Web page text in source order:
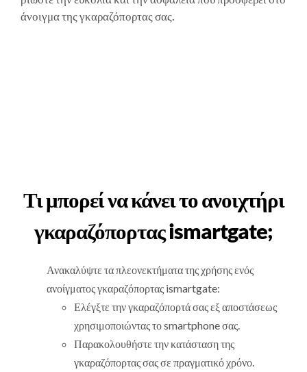
άνοιγμα της γκαραζόπορτας σας.
Τι μπορεί να κάνει το ανοιχτήρι
γκαραζόπορτας ismartgate;
Ανακαλύψτε τα πλεονεκτήματα της χρήσης ενός
ανοίγματος γκαραζόπορτας ismartgate:
Ελέγξτε την γκαραζόπορτά σας εξ αποστάσεως
χρησιμοποιώντας το smartphone σας.
Παρακολουθήστε την κατάσταση της
γκαραζόπορτας σας σε πραγματικό χρόνο.